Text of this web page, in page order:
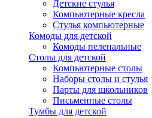
Детские стулья
Компьютерные кресла
Стулья компьютерные
Комоды для детской
Комоды пеленальные
Столы для детской
Компьютерные столы
Наборы столы и стулья
Парты для школьников
Письменные столы
Тумбы для детской